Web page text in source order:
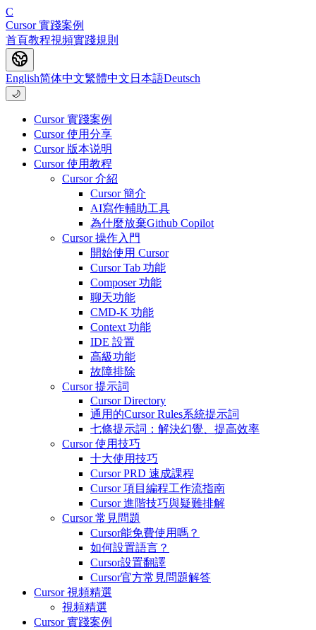
C
Cursor 實踐案例
首頁教程視頻實踐規則
English简体中文繁體中文 日本語Deutsch
🌙
Cursor 實踐案例
Cursor 使用分享
Cursor 版本说明
Cursor 使用教程
Cursor 介紹
Cursor 簡介
AI寫作輔助工具
為什麼放棄Github Copilot
Cursor 操作入門
開始使用 Cursor
Cursor Tab 功能
Composer 功能
聊天功能
CMD-K 功能
Context 功能
IDE 設置
高級功能
故障排除
Cursor 提示詞
Cursor Directory
通用的Cursor Rules系統提示詞
七條提示詞：解決幻覺、提高效率
Cursor 使用技巧
十大使用技巧
Cursor PRD 速成課程
Cursor 項目編程工作流指南
Cursor 進階技巧與疑難排解
Cursor 常見問題
Cursor能免費使用嗎？
如何設置語言？
Cursor設置翻譯
Cursor官方常見問題解答
Cursor 視頻精選
視頻精選
Cursor 實踐案例